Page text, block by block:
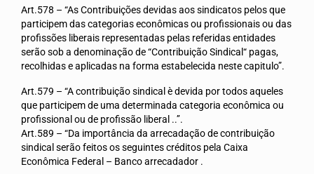
Auxílio Doença
Rescisão Contratual
Docs. Rescisão Contratual
Mídias
Notícias
Art.578 – “As Contribuições devidas aos sindicatos pelos que
participem das categorias econômicas ou profissionais ou das
profissões liberais representadas pelas referidas entidades
serão sob a denominação de “Contribuição Sindical“ pagas,
recolhidas e aplicadas na forma estabelecida neste capitulo”.
Art.579 – “A contribuição sindical è devida por todos aqueles
que participem de uma determinada categoria econômica ou
profissional ou de profissão liberal ..’’.
Art.589 – “Da importância da arrecadação de contribuição
sindical serão feitos os seguintes créditos pela Caixa
Econômica Federal – Banco arrecadador .